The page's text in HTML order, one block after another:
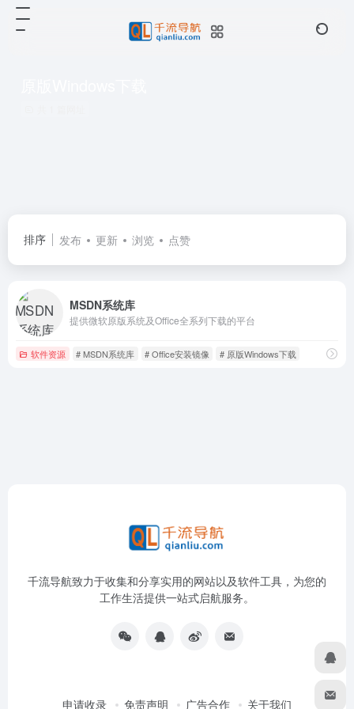
排序 发布 更新 浏览 点赞
MSDN系统库
提供微软原版系统及Office全系列下载的平台
软件资源 # MSDN系统库 # Office安装镜像 # 原版Windows下载
千流导航致力于收集和分享实用的网站以及软件工具，为您的
工作生活提供一站式启航服务。
申请收录 免责声明 广告合作 关于我们